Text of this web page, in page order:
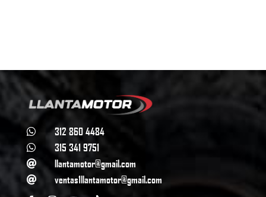
 312 860 4484
 315 341 9751
 llantamotor@gmail.com
 ventas1llantamotor@gmail.com